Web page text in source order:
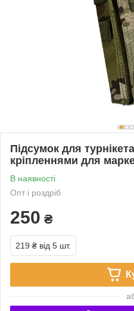
Підсумок для
кріпленнями для
В наявності
Опт і роздріб
250 ₴
219 ₴ від 5 шт.